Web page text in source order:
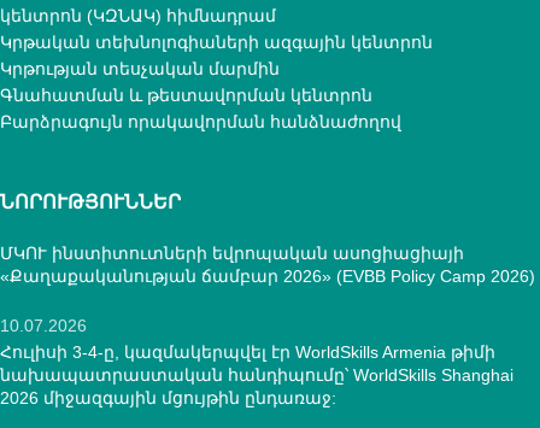
կենտրոն (ԿԶՆԱԿ) հիմնադրամ
Կրթական տեխնոլոգիաների ազգային կենտրոն
Կրթության տեսչական մարմին
Գնահատման և թեստավորման կենտրոն
Բարձրագույն որակավորման հանձնաժողով
ՆՈՐՈՒԹՅՈՒՆՆԵՐ
ՄԿՈՒ ինստիտուտների եվրոպական ասոցիացիայի
«Քաղաքականության ճամբար 2026» (EVBB Policy Camp 2026)
10.07.2026
Հուլիսի 3-4-ը, կազմակերպվել էր WorldSkills Armenia թիմի
նախապատրաստական հանդիպումը՝ WorldSkills Shanghai
2026 միջազգային մցույթին ընդառաջ: